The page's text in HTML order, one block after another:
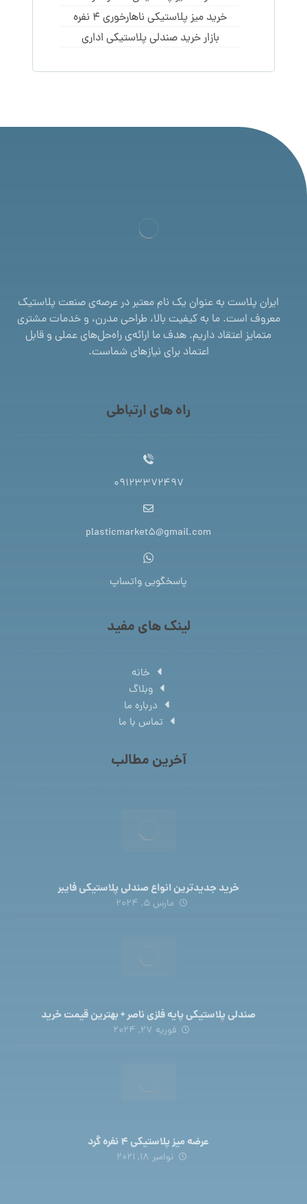
خرید میز پلاستیکی ناهارخوری 4 نفره
بازار خرید صندلی پلاستیکی اداری
ایران پلاست به عنوان یک نام معتبر در عرصه‌ی صنعت پلاستیک
معروف است. ما به کیفیت بالا، طراحی مدرن، و خدمات مشتری
متمایز اعتقاد داریم. هدف ما ارائه‌ی راه‌حل‌های عملی و قابل
اعتماد برای نیازهای شماست.
راه های ارتباطی
09123372497
plasticmarket5@gmail.com
پاسخگویی واتساپ
لینک های مفید
خانه
وبلاگ
درباره ما
تماس با ما
آخرین مطالب
خرید جدیدترین انواع صندلی پلاستیکی فایبر
مارس 5, 2024
صندلی پلاستیکی پایه فلزی ناصر + بهترین قیمت خرید
فوریه 27, 2024
عرضه میز پلاستیکی 4 نفره گرد
نوامبر 18, 2021